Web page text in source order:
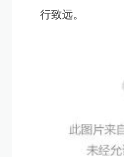
行致远。